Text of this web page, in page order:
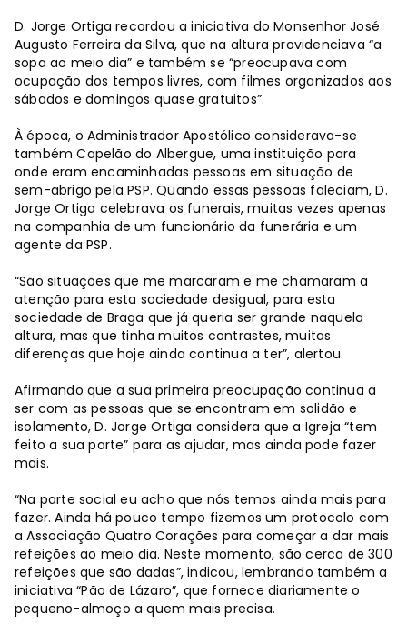
D. Jorge Ortiga recordou a iniciativa do Monsenhor José
Augusto Ferreira da Silva, que na altura providenciava “a
sopa ao meio dia” e também se “preocupava com
ocupação dos tempos livres, com filmes organizados aos
sábados e domingos quase gratuitos”.
À época, o Administrador Apostólico considerava-se
também Capelão do Albergue, uma instituição para
onde eram encaminhadas pessoas em situação de
sem-abrigo pela PSP. Quando essas pessoas faleciam, D.
Jorge Ortiga celebrava os funerais, muitas vezes apenas
na companhia de um funcionário da funerária e um
agente da PSP.
“São situações que me marcaram e me chamaram a
atenção para esta sociedade desigual, para esta
sociedade de Braga que já queria ser grande naquela
altura, mas que tinha muitos contrastes, muitas
diferenças que hoje ainda continua a ter”, alertou.
Afirmando que a sua primeira preocupação continua a
ser com as pessoas que se encontram em solidão e
isolamento, D. Jorge Ortiga considera que a Igreja “tem
feito a sua parte” para as ajudar, mas ainda pode fazer
mais.
“Na parte social eu acho que nós temos ainda mais para
fazer. Ainda há pouco tempo fizemos um protocolo com
a Associação Quatro Corações para começar a dar mais
refeições ao meio dia. Neste momento, são cerca de 300
refeições que são dadas”, indicou, lembrando também a
iniciativa “Pão de Lázaro”, que fornece diariamente o
pequeno-almoço a quem mais precisa.